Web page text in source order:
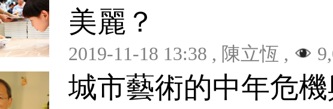
美麗？
2019-11-18 13:38 , 陳立恆 ,
城市藝術的中年危